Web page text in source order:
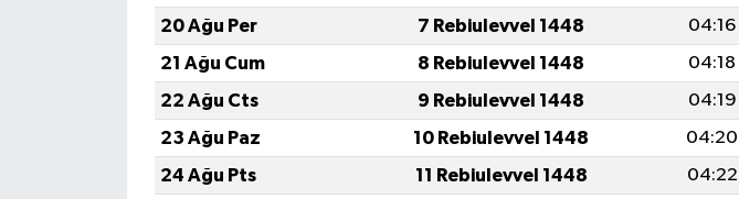
20 Ağu Per
7 Rebiulevvel 1448 04:16
21 Ağu Cum
8 Rebiulevvel 1448 04:18
22 Ağu Cts
9 Rebiulevvel 1448 04:19
23 Ağu Paz
10 Rebiulevvel 1448 04:20
24 Ağu Pts
11 Rebiulevvel 1448 04:22